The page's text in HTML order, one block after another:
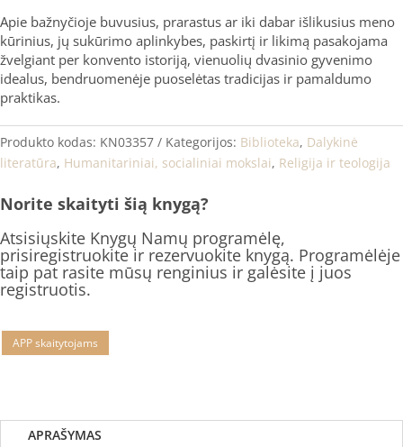
Apie bažnyčioje buvusius, prarastus ar iki dabar išlikusius meno
kūrinius, jų sukūrimo aplinkybes, paskirtį ir likimą pasakojama
žvelgiant per konvento istoriją, vienuolių dvasinio gyvenimo
idealus, bendruomenėje puoselėtas tradicijas ir pamaldumo
praktikas.
Produkto kodas: KN03357 Kategorijos: Biblioteka, Dalykinė
literatūra, Humanitariniai, socialiniai mokslai, Religija ir teologija
Norite skaityti šią knygą?
Atsisiųskite Knygų Namų programėlę,
prisiregistruokite ir rezervuokite knygą. Programėlėje
taip pat rasite mūsų renginius ir galėsite į juos
registruotis.
APP skaitytojams
APRAŠYMAS